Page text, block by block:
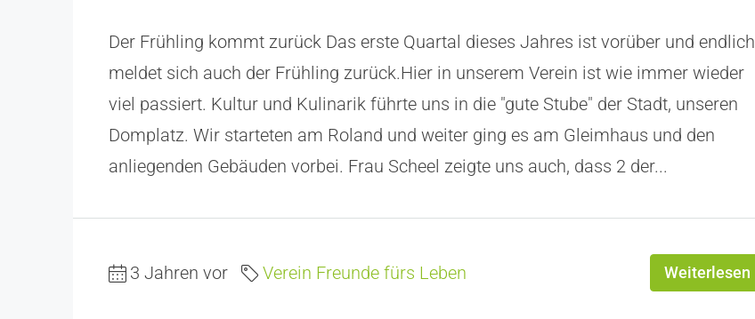
Der Frühling kommt zurück Das erste Quartal dieses Jahres ist vorüber und endlich
meldet sich auch der Frühling zurück.Hier in unserem Verein ist wie immer wieder
viel passiert. Kultur und Kulinarik führte uns in die "gute Stube" der Stadt, unseren
Domplatz. Wir starteten am Roland und weiter ging es am Gleimhaus und den
anliegenden Gebäuden vorbei. Frau Scheel zeigte uns auch, dass 2 der...
3 Jahren vor Verein Freunde fürs Leben Weiterlesen